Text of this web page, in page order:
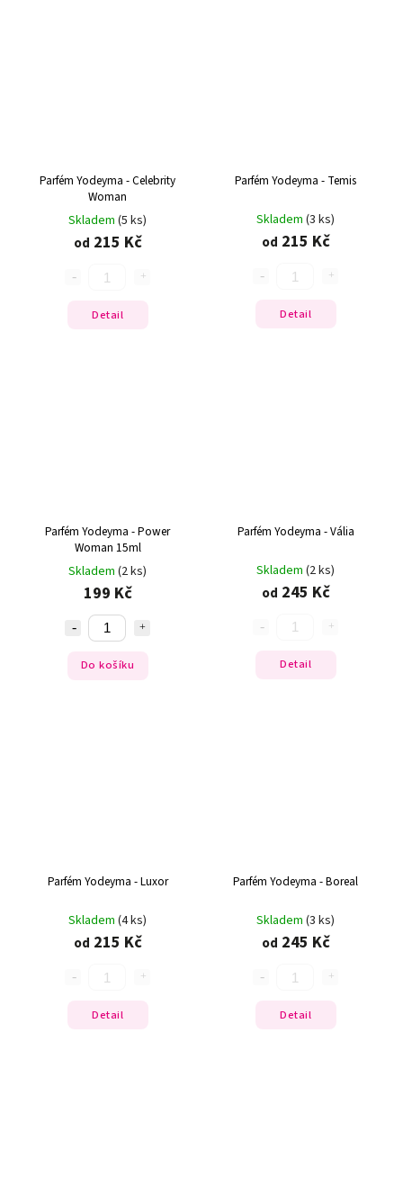
Parfém Yodeyma - Celebrity
Woman
Skladem (5 ks)
od 215 Kč
Detail
Parfém Yodeyma - Temis
Skladem (3 ks)
od 215 Kč
Detail
Parfém Yodeyma - Power
Woman 15ml
Skladem (2 ks)
199 Kč
Do košíku
Parfém Yodeyma - Vália
Skladem (2 ks)
od 245 Kč
Detail
Parfém Yodeyma - Luxor
Skladem (4 ks)
od 215 Kč
Detail
Parfém Yodeyma - Boreal
Skladem (3 ks)
od 245 Kč
Detail